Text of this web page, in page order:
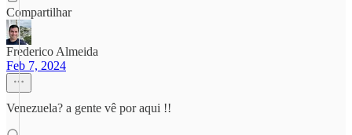
Compartilhar
Frederico Almeida
Feb 7, 2024
Venezuela? a gente vê por aqui !!